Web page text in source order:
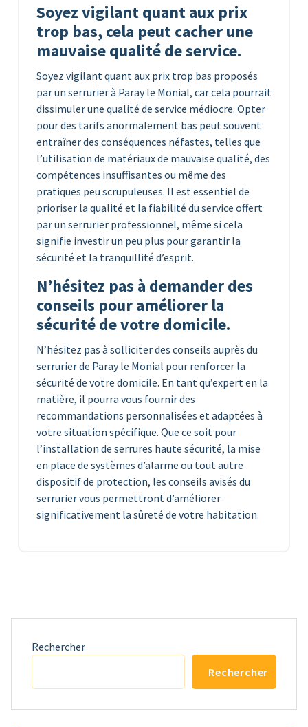
Soyez vigilant quant aux prix
trop bas, cela peut cacher une
mauvaise qualité de service.
Soyez vigilant quant aux prix trop bas proposés
par un serrurier à Paray le Monial, car cela pourrait
dissimuler une qualité de service médiocre. Opter
pour des tarifs anormalement bas peut souvent
entraîner des conséquences néfastes, telles que
l’utilisation de matériaux de mauvaise qualité, des
compétences insuffisantes ou même des
pratiques peu scrupuleuses. Il est essentiel de
prioriser la qualité et la fiabilité du service offert
par un serrurier professionnel, même si cela
signifie investir un peu plus pour garantir la
sécurité et la tranquillité d’esprit.
N’hésitez pas à demander des
conseils pour améliorer la
sécurité de votre domicile.
N’hésitez pas à solliciter des conseils auprès du
serrurier de Paray le Monial pour renforcer la
sécurité de votre domicile. En tant qu’expert en la
matière, il pourra vous fournir des
recommandations personnalisées et adaptées à
votre situation spécifique. Que ce soit pour
l’installation de serrures haute sécurité, la mise
en place de systèmes d’alarme ou tout autre
dispositif de protection, les conseils avisés du
serrurier vous permettront d’améliorer
significativement la sûreté de votre habitation.
Rechercher
Rechercher